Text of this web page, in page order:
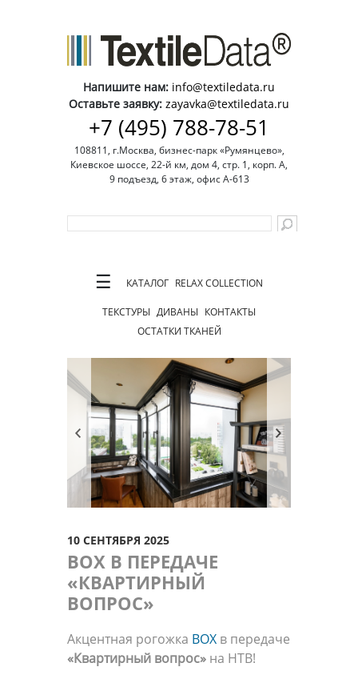
Напишите нам: info@textiledata.ru
Оставьте заявку: zayavka@textiledata.ru
+7 (495) 788-78-51
108811, г.Москва, бизнес-парк «Румянцево»,
Киевское шоссе, 22-й км, дом 4, стр. 1, корп. А,
9 подъезд, 6 этаж, офис А-613
☰ КАТАЛОГ RELAX COLLECTION
ТЕКСТУРЫ ДИВАНЫ КОНТАКТЫ
ОСТАТКИ ТКАНЕЙ
10 СЕНТЯБРЯ 2025
BOX В ПЕРЕДАЧЕ
«КВАРТИРНЫЙ
ВОПРОС»
Акцентная рогожка BOX в передаче
«Квартирный вопрос» на НТВ!